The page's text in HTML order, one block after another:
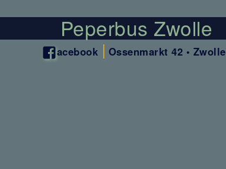
acebook Ossenmarkt 42 • Zwolle